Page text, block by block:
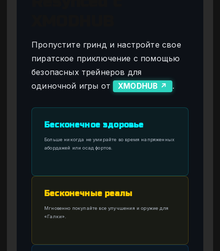
Пропустите гринд и настройте свое
пиратское приключение с помощью
безопасных трейнеров для
одиночной игры от
XMODHUB ↗ .
Бесконечное здоровье
Больше никогда не умирайте во время напряженных
абордажей или осад фортов.
Бесконечные реалы
Мгновенно покупайте все улучшения и оружие для
«Галки».